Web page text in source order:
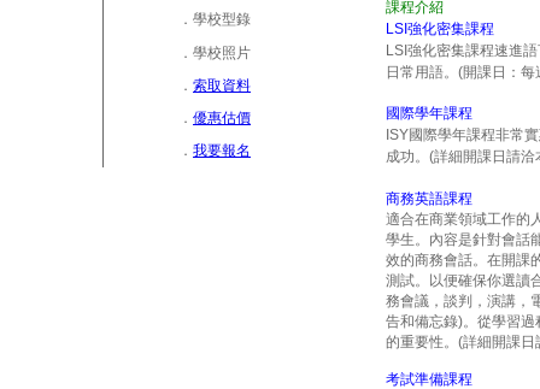
． 學校型錄
． 學校照片
． 索取資料
． 優惠估價
． 我要報名
課程介紹
LSI強化密集課程
LSI強化密集課程速進
日常用語。(開課日：每
國際學年課程
ISY國際學年課程非常
成功。 (詳細開課日請洽
商務英語課程
適合在商業領域工作的
學生。內容是針對會話
效的商務會話。在開課
測試。以便確保你選讀
務會議，談判，演講，
告和備忘錄)。從學習
的重要性。 (詳細開課日
考試準備課程